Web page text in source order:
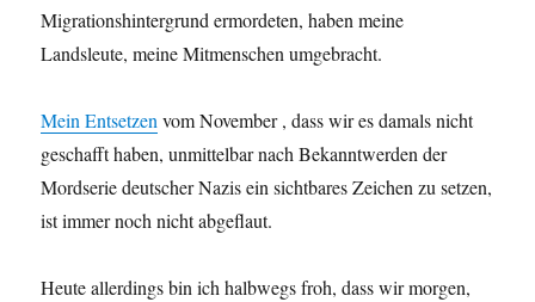
Migrationshintergrund ermordeten, haben meine
Landsleute, meine Mitmenschen umgebracht.
Mein Entsetzen vom November , dass wir es damals nicht
geschafft haben, unmittelbar nach Bekanntwerden der
Mordserie deutscher Nazis ein sichtbares Zeichen zu setzen,
ist immer noch nicht abgeflaut.
Heute allerdings bin ich halbwegs froh, dass wir morgen,